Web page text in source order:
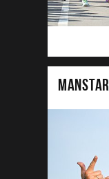
MANSTAR